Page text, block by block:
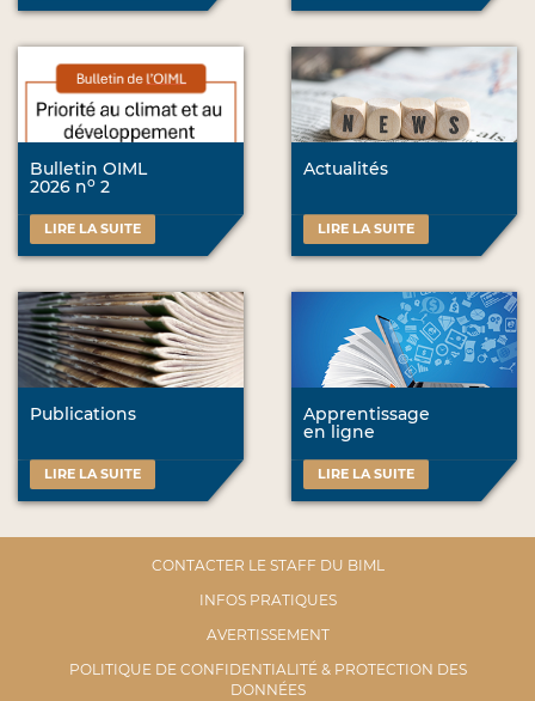
Bulletin OIML
2026 no 2
LIRE LA SUITE
Actualités
LIRE LA SUITE
Publications
LIRE LA SUITE
Apprentissage
en ligne
LIRE LA SUITE
CONTACTER LE STAFF DU BIML
INFOS PRATIQUES
AVERTISSEMENT
POLITIQUE DE CONFIDENTIALITÉ & PROTECTION DES
DONNÉES